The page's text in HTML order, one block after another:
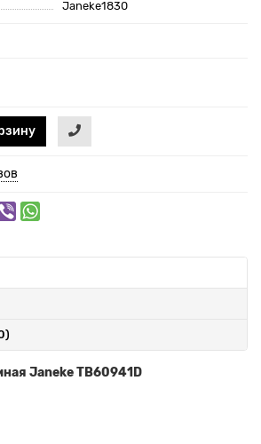
Janeke1830
Janeke TB60941D